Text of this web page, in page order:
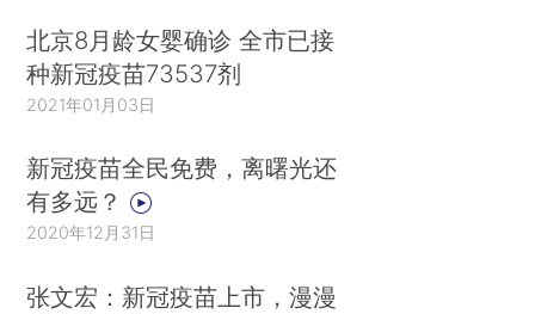
北京8月龄女婴确诊 全市已接
种新冠疫苗73537剂
2021年01月03日
新冠疫苗全民免费，离曙光还
有多远？
2020年12月31日
张文宏：新冠疫苗上市，漫漫